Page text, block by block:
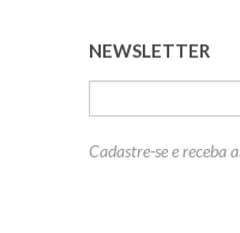
NEWSLETTER
Cadastre-se e receba